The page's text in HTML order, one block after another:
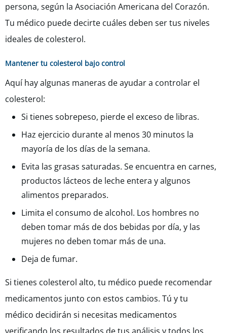
persona, según la Asociación Americana del Corazón.
Tu médico puede decirte cuáles deben ser tus niveles
ideales de colesterol.
Mantener tu colesterol bajo control
Aquí hay algunas maneras de ayudar a controlar el
colesterol:
Si tienes sobrepeso, pierde el exceso de libras.
Haz ejercicio durante al menos 30 minutos la
mayoría de los días de la semana.
Evita las grasas saturadas. Se encuentra en carnes,
productos lácteos de leche entera y algunos
alimentos preparados.
Limita el consumo de alcohol. Los hombres no
deben tomar más de dos bebidas por día, y las
mujeres no deben tomar más de una.
Deja de fumar.
Si tienes colesterol alto, tu médico puede recomendar
medicamentos junto con estos cambios. Tú y tu
médico decidirán si necesitas medicamentos